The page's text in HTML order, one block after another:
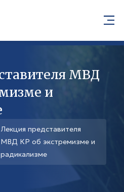
МВД
и
Лекция представителя
МВД КР об экстремизме и
радикализме